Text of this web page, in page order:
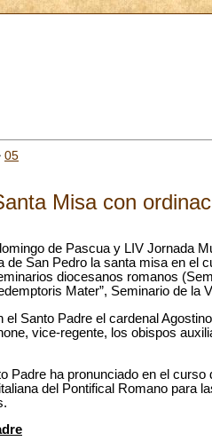
05
Misa con
de Pascua y LIV Jornada
de San Pedro la santa misa en el
diocesanos romanos
Mater”, Seminario de la
el Santo Padre el cardenal
vice-regente, los obispos
Padre ha pronunciado en el
del Pontifical Romano para